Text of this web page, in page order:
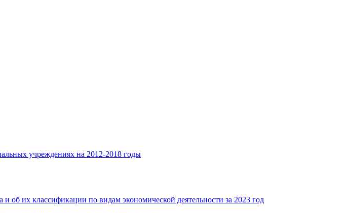
учреждениях на 2012-2018 годы
об их классификации по видам экономической деятельности за 2023 год